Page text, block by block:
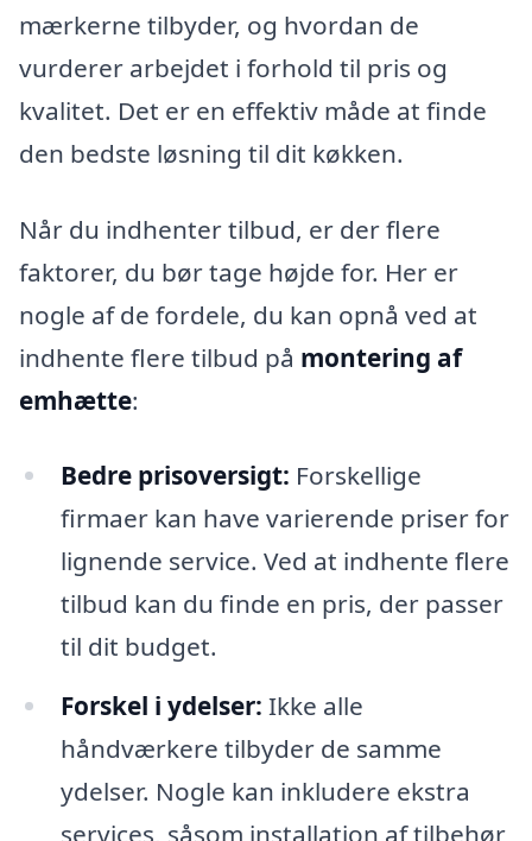
mærkerne tilbyder, og hvordan de
vurderer arbejdet i forhold til pris og
kvalitet. Det er en effektiv måde at finde
den bedste løsning til dit køkken.
Når du indhenter tilbud, er der flere
faktorer, du bør tage højde for. Her er
nogle af de fordele, du kan opnå ved at
indhente flere tilbud på montering af
emhætte:
Bedre prisoversigt: Forskellige
firmaer kan have varierende priser for
lignende service. Ved at indhente flere
tilbud kan du finde en pris, der passer
til dit budget.
Forskel i ydelser: Ikke alle
håndværkere tilbyder de samme
ydelser. Nogle kan inkludere ekstra
services, såsom installation af tilbehør